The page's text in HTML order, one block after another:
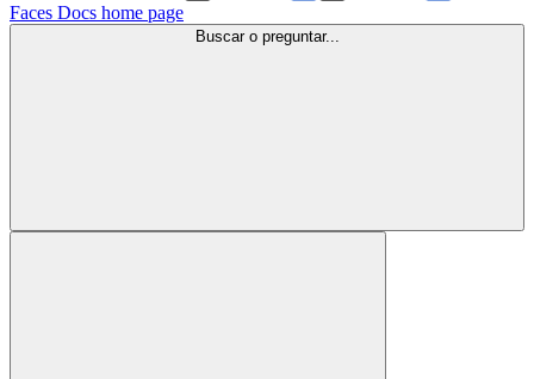
Faces Docs home page
Buscar o preguntar...